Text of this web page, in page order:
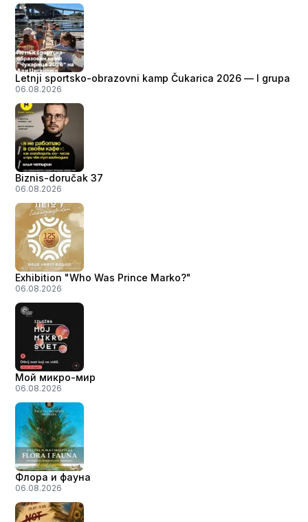
Letnji sportsko-obrazovni kamp Čukarica 2026 — I grupa
06.08.2026
Biznis-doručak 37
06.08.2026
Exhibition "Who Was Prince Marko?"
06.08.2026
Мой микро-мир
06.08.2026
Флора и фауна
06.08.2026